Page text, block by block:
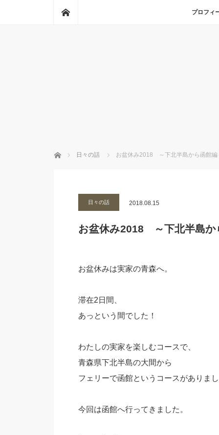
プロフィ
ホーム 日々の話 お盆休み2018 ～下北半島から函館編
日々の話 2018.08.15
お盆休み2018 ～下北半島か
お盆休みは実家の青森へ。
滞在2日間、
あっという間でした！
わたしの実家を楽しむコースで、
青森県下北半島の大間から
フェリーで函館というコースがありま
今回は函館へ行ってきました。